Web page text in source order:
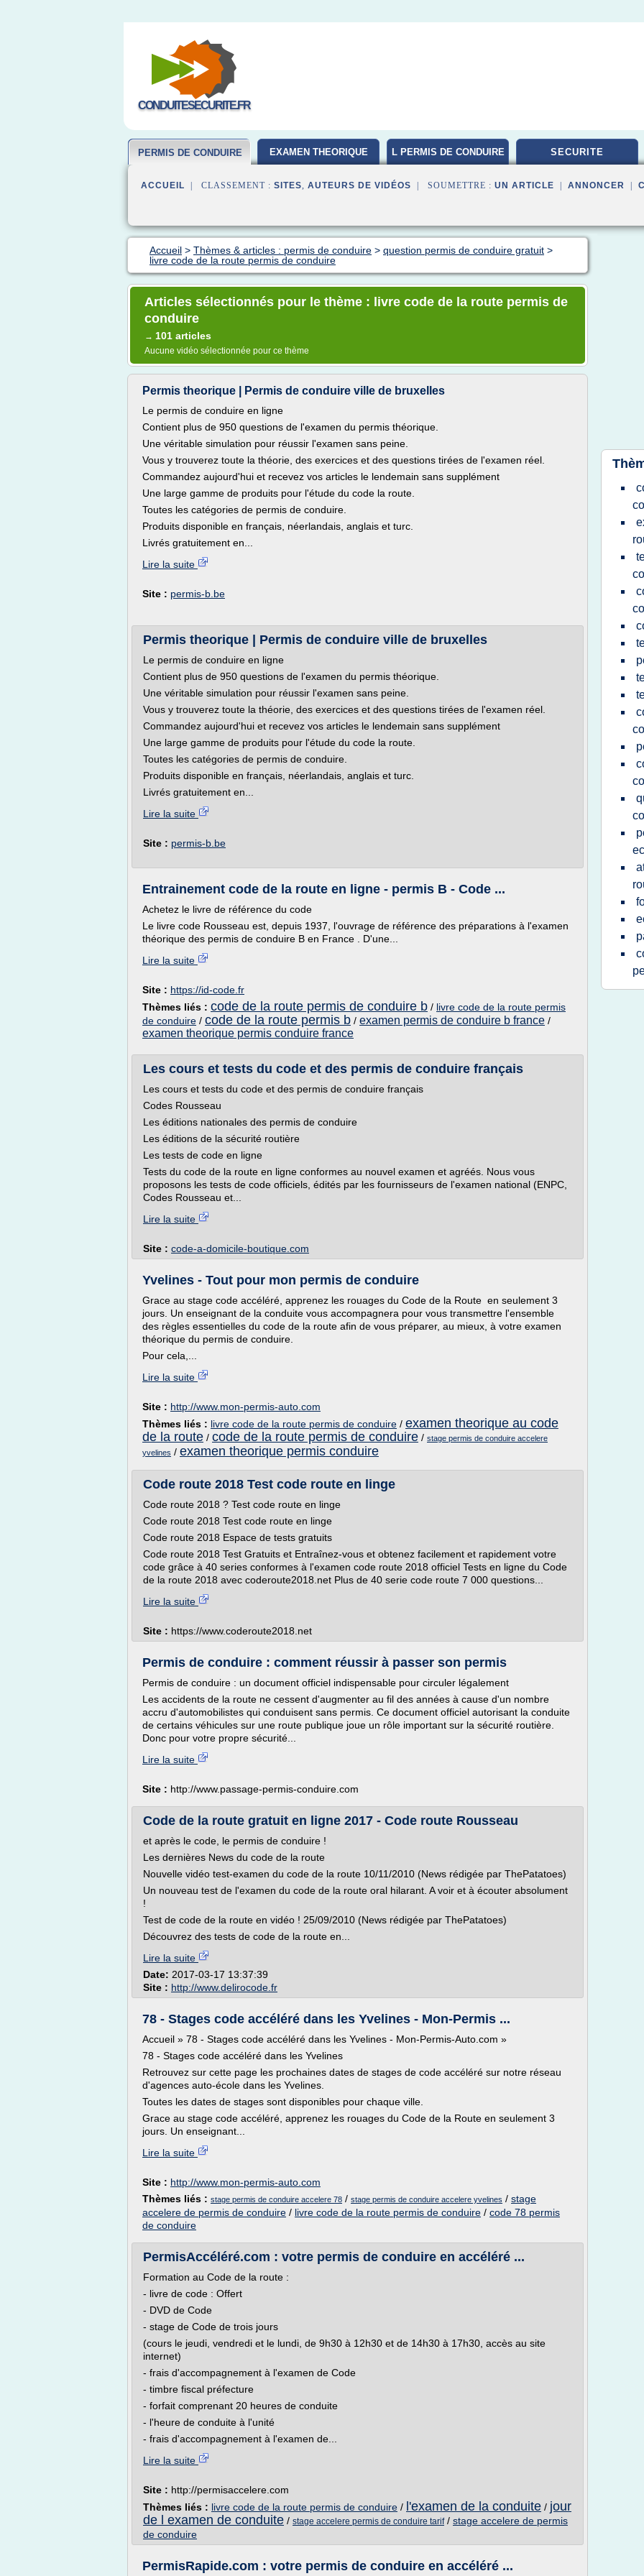
CONDUITESECURITE.FR
PERMIS DE CONDUIRE EXAMEN THEORIQUE L PERMIS DE CONDUIRE SECURITE
ACCUEIL | CLASSEMENT : SITES, AUTEURS DE VIDÉOS | SOUMETTRE : UN ARTICLE ANNONCER
Accueil > Thèmes & articles : permis de conduire > question permis de conduire gratuit >
livre code de la route permis de conduire
Articles sélectionnés pour le thème : livre code de la route permis de
conduire
→ 101 articles
Aucune vidéo sélectionnée pour ce thème
Permis theorique | Permis de conduire ville de bruxelles
Le permis de conduire en ligne
Contient plus de 950 questions de l'examen du permis théorique.
Une véritable simulation pour réussir l'examen sans peine.
Vous y trouverez toute la théorie, des exercices et des questions tirées de l'examen réel.
Commandez aujourd'hui et recevez vos articles le lendemain sans supplément
Une large gamme de produits pour l'étude du code la route.
Toutes les catégories de permis de conduire.
Produits disponible en français, néerlandais, anglais et turc.
Livrés gratuitement en...
Lire la suite
Site : permis-b.be
Permis theorique | Permis de conduire ville de bruxelles
Le permis de conduire en ligne
Contient plus de 950 questions de l'examen du permis théorique.
Une véritable simulation pour réussir l'examen sans peine.
Vous y trouverez toute la théorie, des exercices et des questions tirées de l'examen réel.
Commandez aujourd'hui et recevez vos articles le lendemain sans supplément
Une large gamme de produits pour l'étude du code la route.
Toutes les catégories de permis de conduire.
Produits disponible en français, néerlandais, anglais et turc.
Livrés gratuitement en...
Lire la suite
Site : permis-b.be
Entrainement code de la route en ligne - permis B - Code ...
Achetez le livre de référence du code
Le livre code Rousseau est, depuis 1937, l'ouvrage de référence des préparations à l'examen
théorique des permis de conduire B en France . D'une...
Lire la suite
Site : https://id-code.fr
Thèmes liés : code de la route permis de conduire b / livre code de la route permis
de conduire / code de la route permis b / examen permis de conduire b france /
examen theorique permis conduire france
Les cours et tests du code et des permis de conduire français
Les cours et tests du code et des permis de conduire français
Codes Rousseau
Les éditions nationales des permis de conduire
Les éditions de la sécurité routière
Les tests de code en ligne
Tests du code de la route en ligne conformes au nouvel examen et agréés. Nous vous
proposons les tests de code officiels, édités par les fournisseurs de l'examen national (ENPC,
Codes Rousseau et...
Lire la suite
Site : code-a-domicile-boutique.com
Yvelines - Tout pour mon permis de conduire
Grace au stage code accéléré, apprenez les rouages du Code de la Route en seulement 3
jours. Un enseignant de la conduite vous accompagnera pour vous transmettre l'ensemble
des règles essentielles du code de la route afin de vous préparer, au mieux, à votre examen
théorique du permis de conduire.
Pour cela,...
Lire la suite
Site : http://www.mon-permis-auto.com
Thèmes liés : livre code de la route permis de conduire / examen theorique au code
de la route / code de la route permis de conduire / stage permis de conduire accelere
yvelines / examen theorique permis conduire
Code route 2018 Test code route en linge
Code route 2018 ? Test code route en linge
Code route 2018 Test code route en linge
Code route 2018 Espace de tests gratuits
Code route 2018 Test Gratuits et Entraînez-vous et obtenez facilement et rapidement votre
code grâce à 40 series conformes à l'examen code route 2018 officiel Tests en ligne du Code
de la route 2018 avec coderoute2018.net Plus de 40 serie code route 7 000 questions...
Lire la suite
Site : https://www.coderoute2018.net
Permis de conduire : comment réussir à passer son permis
Permis de conduire : un document officiel indispensable pour circuler légalement
Les accidents de la route ne cessent d'augmenter au fil des années à cause d'un nombre
accru d'automobilistes qui conduisent sans permis. Ce document officiel autorisant la conduite
de certains véhicules sur une route publique joue un rôle important sur la sécurité routière.
Donc pour votre propre sécurité...
Lire la suite
Site : http://www.passage-permis-conduire.com
Code de la route gratuit en ligne 2017 - Code route Rousseau
et après le code, le permis de conduire !
Les dernières News du code de la route
Nouvelle vidéo test-examen du code de la route 10/11/2010 (News rédigée par ThePatatoes)
Un nouveau test de l'examen du code de la route oral hilarant. A voir et à écouter absolument
!
Test de code de la route en vidéo ! 25/09/2010 (News rédigée par ThePatatoes)
Découvrez des tests de code de la route en...
Lire la suite
Date: 2017-03-17 13:37:39
Site : http://www.delirocode.fr
78 - Stages code accéléré dans les Yvelines - Mon-Permis ...
Accueil » 78 - Stages code accéléré dans les Yvelines - Mon-Permis-Auto.com »
78 - Stages code accéléré dans les Yvelines
Retrouvez sur cette page les prochaines dates de stages de code accéléré sur notre réseau
d'agences auto-école dans les Yvelines.
Toutes les dates de stages sont disponibles pour chaque ville.
Grace au stage code accéléré, apprenez les rouages du Code de la Route en seulement 3
jours. Un enseignant...
Lire la suite
Site : http://www.mon-permis-auto.com
Thèmes liés : stage permis de conduire accelere 78 / stage permis de conduire accelere yvelines / stage
accelere de permis de conduire / livre code de la route permis de conduire / code 78 permis
de conduire
PermisAccéléré.com : votre permis de conduire en accéléré ...
Formation au Code de la route :
- livre de code : Offert
- DVD de Code
- stage de Code de trois jours
(cours le jeudi, vendredi et le lundi, de 9h30 à 12h30 et de 14h30 à 17h30, accès au site
internet)
- frais d'accompagnement à l'examen de Code
- timbre fiscal préfecture
- forfait comprenant 20 heures de conduite
- l'heure de conduite à l'unité
- frais d'accompagnement à l'examen de...
Lire la suite
Site : http://permisaccelere.com
Thèmes liés : livre code de la route permis de conduire / l'examen de la conduite / jour
de l examen de conduite / stage accelere permis de conduire tarif/ stage accelere de permis
de conduire
PermisRapide.com : votre permis de conduire en accéléré ...